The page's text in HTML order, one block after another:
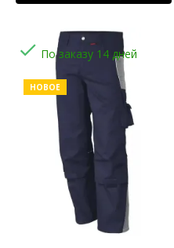
 По заказу 14 дней
НОВОЕ